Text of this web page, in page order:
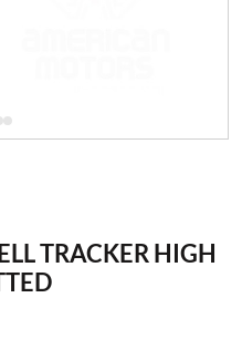
TRACKER HIGH